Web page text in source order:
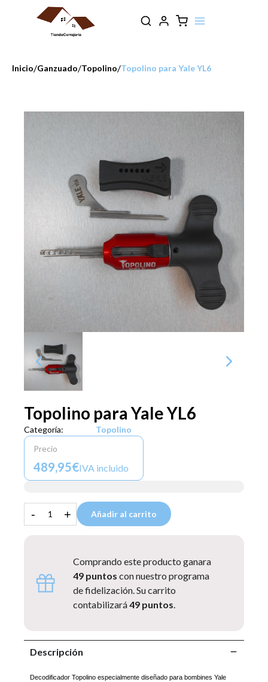
Inicio/Ganzuado/Topolino/Topolino para Yale YL6
Topolino para Yale YL6
Categoría:
Topolino
Precio
489,95€IVA incluido
- + Añadir al carrito
Comprando este producto ganara
49 puntos con nuestro programa
de fidelización. Su carrito
contabilizará49 puntos.
Descripción
Decodificador Topolino especialmente diseñado para bombines Yale